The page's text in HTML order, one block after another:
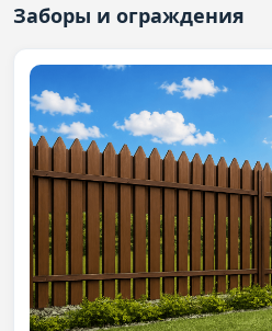
Заборы и ограждения